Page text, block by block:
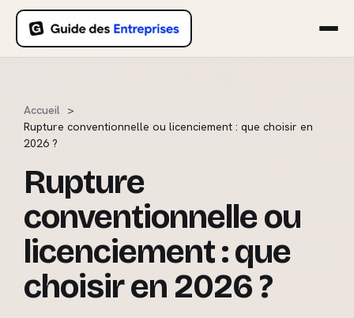
Accueil
Rupture conventionnelle ou licenciement : que choisir en
2026 ?
Rupture
conventionnelle ou
licenciement : que
choisir en 2026 ?